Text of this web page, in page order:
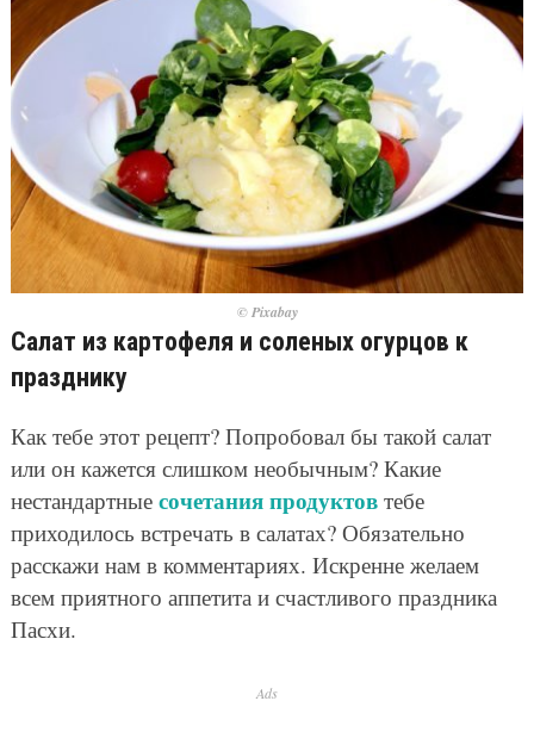
© Pixabay
Салат из картофеля и соленых огурцов к
празднику
Как тебе этот рецепт? Попробовал бы такой салат
или он кажется слишком необычным? Какие
нестандартные сочетания продуктовтебе
приходилось встречать в салатах? Обязательно
расскажи нам в комментариях. Искренне желаем
всем приятного аппетита и счастливого праздника
Пасхи.
Ads